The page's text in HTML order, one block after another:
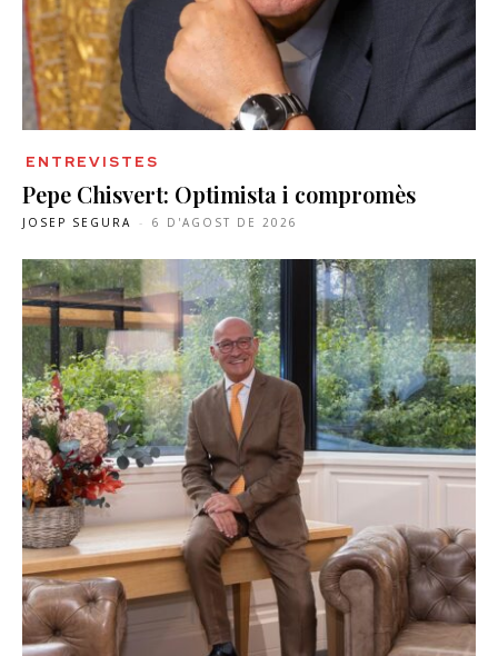
ENTREVISTES
Pepe Chisvert: Optimista i compromès
JOSEP SEGURA - 6 D'AGOST DE 2026